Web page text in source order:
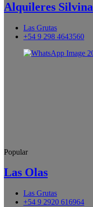
Alquileres Silvina
Las Grutas
+54 9 298 4643560
Popular
Las Olas
Las Grutas
+54 9 2920 616964